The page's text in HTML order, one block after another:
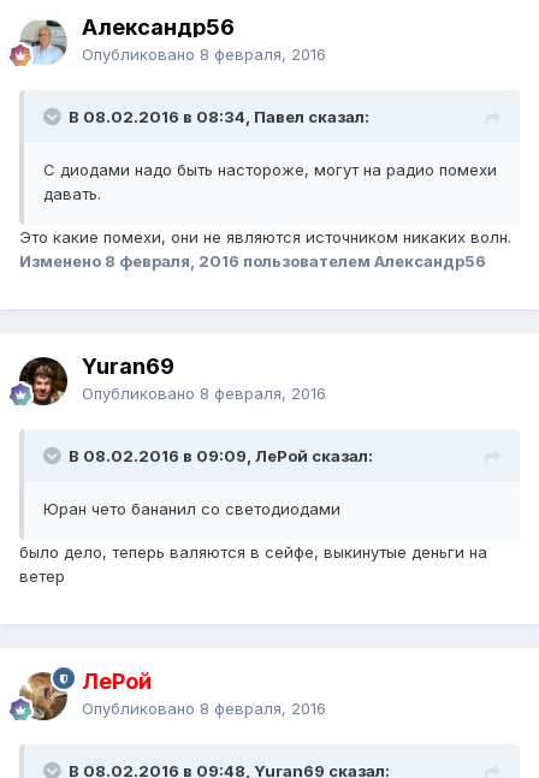
Александр56
Опубликовано 8 февраля, 2016
В 08.02.2016 в 08:34, Павел сказал:
С диодами надо быть настороже, могут на радио помехи
давать.
Это какие помехи, они не являются источником никаких волн.
Изменено 8 февраля, 2016 пользователем Александр56
Yuran69
Опубликовано 8 февраля, 2016
В 08.02.2016 в 09:09, ЛеРой сказал:
Юран чето бананил со светодиодами
было дело, теперь валяются в сейфе, выкинутые деньги на
ветер
ЛеРой
Опубликовано 8 февраля, 2016
В 08.02.2016 в 09:48, Yuran69 сказал: